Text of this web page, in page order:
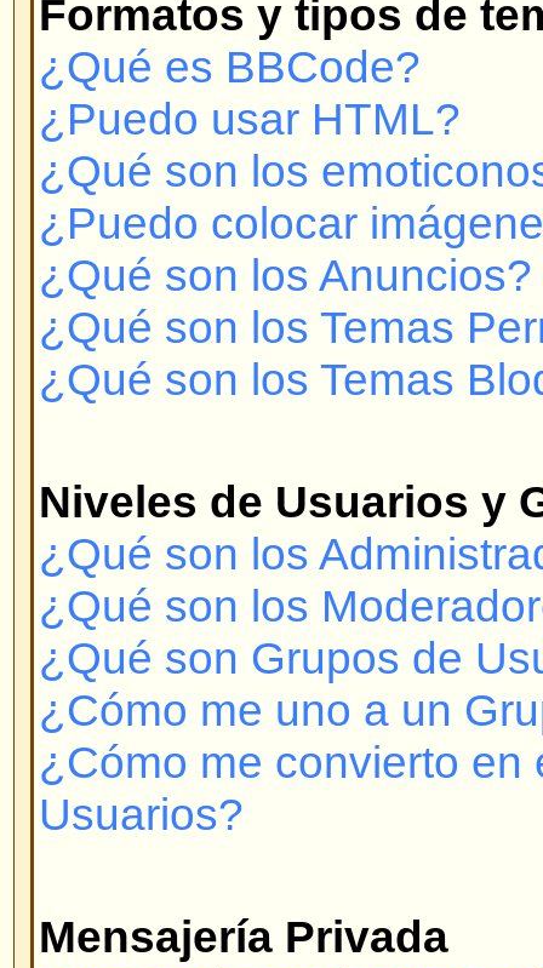
¿Qué son Grupos de Usuarios?
¿Cómo me uno a un Grupo de
¿Cómo me convierto en el
Usuarios?
Mensajería Privada
¡No puedo enviar Mensajes
¡Recibo constantemente
deseados!
¡He recibido spam o correo
Con respecto a phpBB 2
¿Quién hizo este sistema de
¿Por qué no está X
¿A quién contacto con respecto
legales sobre este sistema de
Se ha registrado? Debe